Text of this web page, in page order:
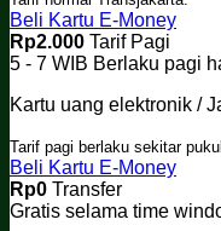
Beli Kartu E-Money
Rp2.000 Tarif Pagi
5 - 7 WIB Berlaku pagi
Kartu uang elektronik /
Tarif pagi berlaku sekitar
Beli Kartu E-Money
Rp0 Transfer
Gratis selama time